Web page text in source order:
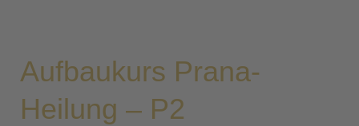
Aufbaukurs Prana-
Heilung – P2
Heilung
P2